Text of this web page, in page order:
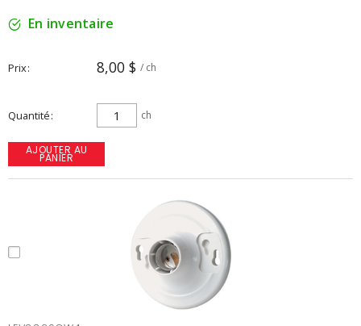
En inventaire
Prix 8,00 $ / ch
Quantité ch
AJOUTER AU
PANIER